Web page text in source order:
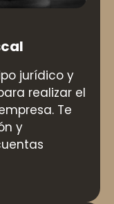
jurídico y
realizar el
Te
y